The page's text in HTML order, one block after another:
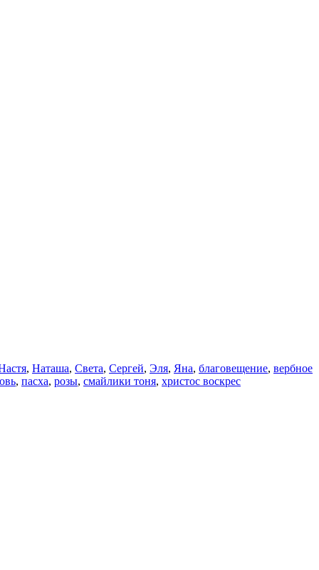
, Наташа, Света, Сергей, Эля, Яна, благовещение, вербное
, пасха, розы, смайлики тоня, христос воскрес